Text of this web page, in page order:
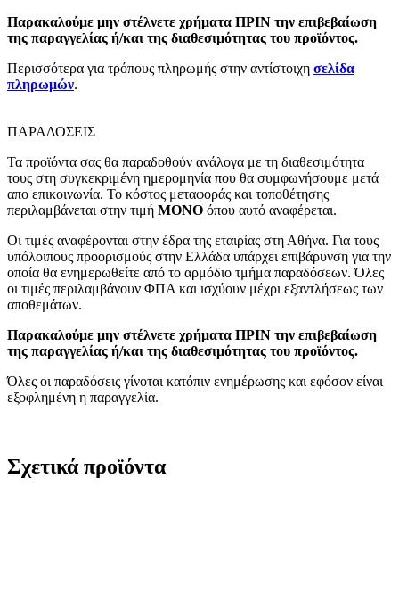
Παρακαλούμε μην στέλνετε χρήματα ΠΡΙΝ την επιβεβαίωση
της παραγγελίας ή/και της διαθεσιμότητας του προϊόντος.
Περισσότερα για τρόπους πληρωμής στην αντίστοιχη σελίδα
πληρωμών.
ΠΑΡΑΔΟΣΕΙΣ
Τα προϊόντα σας θα παραδοθούν ανάλογα με τη διαθεσιμότητα
τους στη συγκεκριμένη ημερομηνία που θα συμφωνήσουμε μετά
απο επικοινωνία. Το κόστος μεταφοράς και τοποθέτησης
περιλαμβάνεται στην τιμή MONO όπου αυτό αναφέρεται.
Οι τιμές αναφέρονται στην έδρα της εταιρίας στη Αθήνα. Για τους
υπόλοιπους προορισμούς στην Ελλάδα υπάρχει επιβάρυνση για την
οποία θα ενημερωθείτε από το αρμόδιο τμήμα παραδόσεων. Όλες
οι τιμές περιλαμβάνουν ΦΠΑ και ισχύουν μέχρι εξαντλήσεως των
αποθεμάτων.
Παρακαλούμε μην στέλνετε χρήματα ΠΡΙΝ την επιβεβαίωση
της παραγγελίας ή/και της διαθεσιμότητας του προϊόντος.
Όλες οι παραδόσεις γίνοται κατόπιν ενημέρωσης και εφόσον είναι
εξοφλημένη η παραγγελία.
Σχετικά προϊόντα